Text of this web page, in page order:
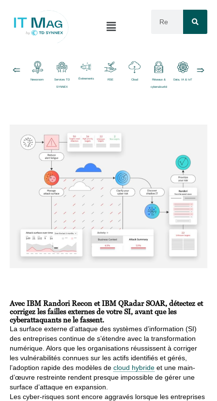
Newsroom Services TD
SYNNEX
Événements RSE Cloud Réseaux &
cybersécurité
Data, IA & IoT
Avec IBM Randori Recon et IBM QRadar SOAR, détectez et
corrigez les failles externes de votre SI, avant que les
cyberattaquants ne le fassent.
La surface externe d’attaque des systèmes d’information (SI)
des entreprises continue de s’étendre avec la transformation
numérique. Alors que les organisations réussissent à corriger
les vulnérabilités connues sur les actifs identifiés et gérés,
l’adoption rapide des modèles de cloud hybride et une main-
d’œuvre restreinte rendent presque impossible de gérer une
surface d’attaque en expansion.
Les cyber-risques sont encore aggravés lorsque les entreprises